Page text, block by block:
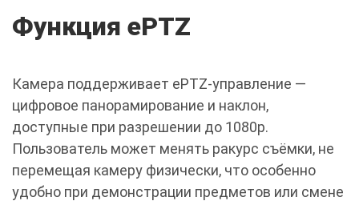
Функция ePTZ
Камера поддерживает ePTZ-управление —
цифровое панорамирование и наклон,
доступные при разрешении до 1080p.
Пользователь может менять ракурс съёмки, не
перемещая камеру физически, что особенно
удобно при демонстрации предметов или смене